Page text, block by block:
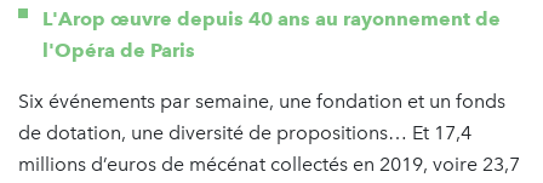
L'Arop œuvre depuis 40 ans au rayonnement de
l'Opéra de Paris
Six événements par semaine, une fondation et un fonds
de dotation, une diversité de propositions… Et 17,4
millions d’euros de mécénat collectés en 2019, voire 23,7